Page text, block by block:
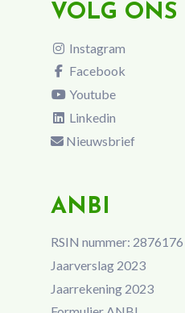
VOLG ONS
Instagram
Facebook
Youtube
Linkedin
Nieuwsbrief
ANBI
RSIN nummer: 2876176
Jaarverslag 2023
Jaarrekening 2023